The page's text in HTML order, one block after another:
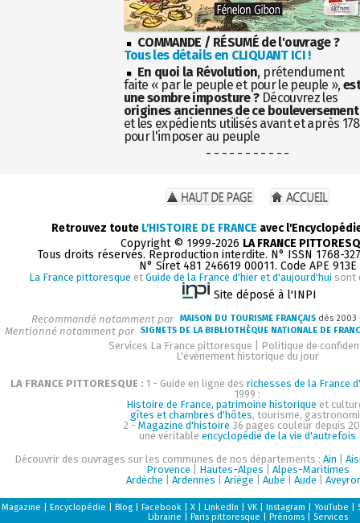
COMMANDE / RÉSUMÉ de l'ouvrage ?
Tous les détails en CLIQUANT ICI !
En quoi la Révolution, prétendument
faite « par le peuple et pour le peuple »,
une sombre imposture ?Découvrez les
origines anciennes de ce bouleversement
et les expédients utilisés avant et après
pour l'imposer au peuple
- - - - - - - - - - -
Retrouvez toute L'HISTOIRE DE FRANCE avec
Copyright © 1999-2026 LA FRANCE
Tous droits réservés. Reproduction interdite. N° ISSN 1768-
N° Siret 481 246619 00011. Code APE 913E
La France pittoresque et Guide de la France d'hier et d'aujourd'hui sont
Site déposé à l'INPI
Recommandé notamment par MAISON DU TOURISME FRANÇAIS dès
Mentionné notamment par SIGNETS DE LA BIBLIOTHÈQUE NATIONALE DE
Services La France pittoresque
Politique de
L'événement historique du jour
LA FRANCE PITTORESQUE : 1 - Guide en ligne des richesses de la France
1999 :
Histoire de France, patrimoine historique et
gîtes et chambres d'hôtes, tourisme,
2 - Magazine d'histoire 36 pages couleur depuis
une véritable encyclopédie de la vie d'autrefois
Découvrir des ouvrages sur les communes de nos départements : Ain
Provence
Hautes-Alpes
Alpes-Maritimes
Ardèche
Ardennes Ariège Aube Aude
Magazine Encyclopédie Blog| Facebook| X| LinkedIn VK| Instagram YouTube
Librairie
Paris pittoresque Prénoms| Services